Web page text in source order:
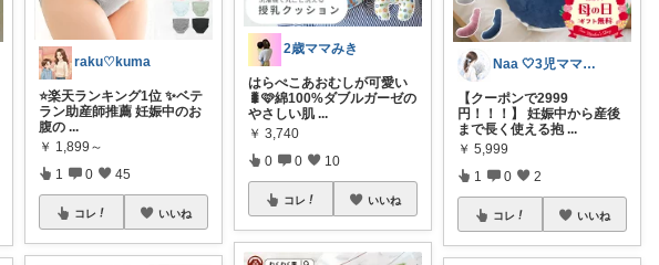
raku♡kuma
⭐️楽天ランキング1位 ✨ベテ
ラン助産師推薦 妊娠中のお
腹の ...
￥ 1,899～
1 0 45
コレ いいね
2歳ママみき
はらぺこあおむしが可愛い
🐛🩷綿100%ダブルガーゼの
やさしい肌 ...
￥ 3,740
0 0 10
コレ いいね
Naa 🤍3児ママの愛用品
【クーポンで2999
円！！！】 妊娠中から産後
まで長く使える抱 ...
￥ 5,999
1 0 2
コレ いいね